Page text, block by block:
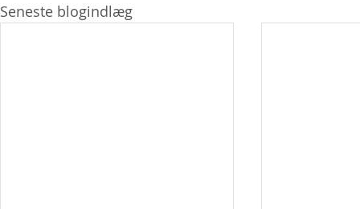
Seneste blogindlæg